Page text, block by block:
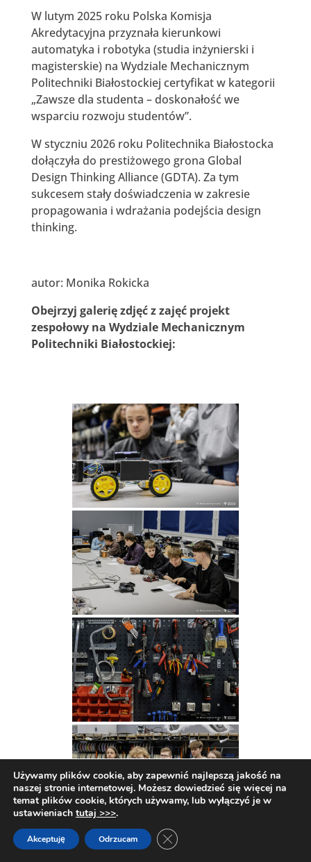
W lutym 2025 roku Polska Komisja
Akredytacyjna przyznała kierunkowi
automatyka i robotyka (studia inżynierski i
magisterskie) na Wydziale Mechanicznym
Politechniki Białostockiej certyfikat w kategorii
„Zawsze dla studenta – doskonałość we
wsparciu rozwoju studentów”.
W styczniu 2026 roku Politechnika Białostocka
dołączyła do prestiżowego grona Global
Design Thinking Alliance (GDTA). Za tym
sukcesem stały doświadczenia w zakresie
propagowania i wdrażania podejścia design
thinking.
autor: Monika Rokicka
Obejrzyj galerię zdjęć z zajęć projekt
zespołowy na Wydziale Mechanicznym
Politechniki Białostockiej:
Używamy plików cookie, aby zapewnić najlepszą jakość na
naszej stronie internetowej. Możesz dowiedzieć się więcej na
temat plików cookie, których używamy, lub wyłączyć je w
ustawieniach tutaj >>>.
Akceptuję Odrzucam Zamknij panel powiadomień o